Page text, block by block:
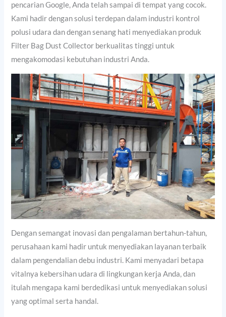
pencarian Google, Anda telah sampai di tempat yang cocok.
Kami hadir dengan solusi terdepan dalam industri kontrol
polusi udara dan dengan senang hati menyediakan produk
Filter Bag Dust Collector berkualitas tinggi untuk
mengakomodasi kebutuhan industri Anda.
Dengan semangat inovasi dan pengalaman bertahun-tahun,
perusahaan kami hadir untuk menyediakan layanan terbaik
dalam pengendalian debu industri. Kami menyadari betapa
vitalnya kebersihan udara di lingkungan kerja Anda, dan
itulah mengapa kami berdedikasi untuk menyediakan solusi
yang optimal serta handal.